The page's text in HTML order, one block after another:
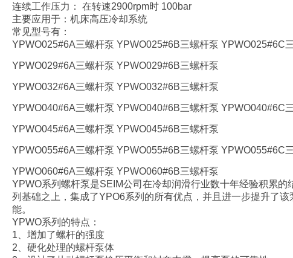
连续工作压力： 在转速2900rpm时 100bar
主要应用于：机床高压冷却系统
常见型号有：
YPWO025#6A三螺杆泵 YPWO025#6B三螺杆泵 YPWO025#6C
YPWO029#6A三螺杆泵 YPWO029#6B三螺杆泵
YPWO032#6A三螺杆泵 YPWO032#6B三螺杆泵
YPWO040#6A三螺杆泵 YPWO040#6B三螺杆泵 YPWO040#6C
YPWO045#6A三螺杆泵 YPWO045#6B三螺杆泵
YPWO055#6A三螺杆泵 YPWO055#6B三螺杆泵 YPWO055#6C
YPWO060#6A三螺杆泵 YPWO060#6B三螺杆泵
YPWO系列螺杆泵是SEIM公司在冷却润滑行业数十年经验积累
列基础之上，集成了YPO6系列的所有优点，并且进一步提升了
能。
YPWO系列的特点：
1、增加了螺杆的强度
2、硬化处理的螺杆泵体